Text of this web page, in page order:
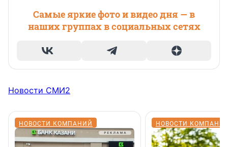
Самые яркие фото и видео дня — в
наших группах в социальных сетях
Новости СМИ2
НОВОСТИ КОМПАНИЙ НОВОСТИ